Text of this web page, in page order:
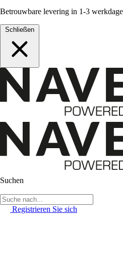
Betrouwbare levering in 1-3
Schließen
Suchen
Registrieren Sie sich